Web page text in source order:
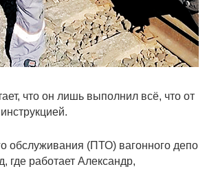
что он лишь выполнил всё, что от
обслуживания (ПТО) вагонного депо
где работает Александр,